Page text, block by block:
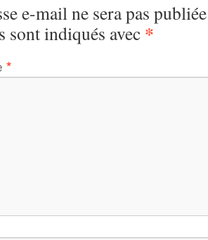
e-mail ne sera pas
sont indiqués avec *
*